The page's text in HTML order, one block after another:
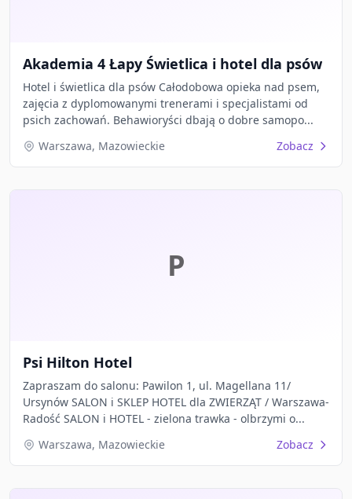
Akademia 4 Łapy Świetlica i hotel dla psów
Hotel i świetlica dla psów Całodobowa opieka nad psem,
zajęcia z dyplomowanymi trenerami i specjalistami od
psich zachowań. Behawioryści dbają o dobre samopo...
Warszawa, Mazowieckie
Zobacz
P
Psi Hilton Hotel
Zapraszam do salonu: Pawilon 1, ul. Magellana 11/
Ursynów SALON i SKLEP HOTEL dla ZWIERZĄT / Warszawa-
Radość SALON i HOTEL - zielona trawka - olbrzymi o...
Warszawa, Mazowieckie
Zobacz